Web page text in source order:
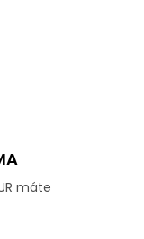
máte